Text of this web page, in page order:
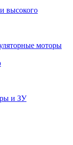
высокого
моторы
и ЗУ